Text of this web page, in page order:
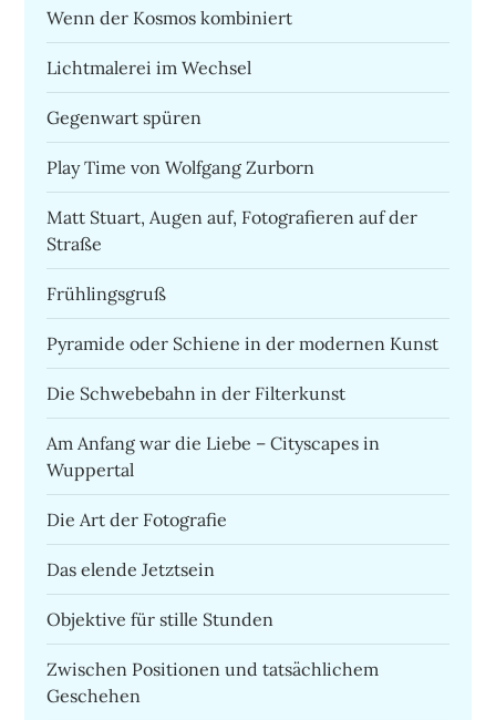
Wenn der Kosmos kombiniert
Lichtmalerei im Wechsel
Gegenwart spüren
Play Time von Wolfgang Zurborn
Matt Stuart, Augen auf, Fotografieren auf der
Straße
Frühlingsgruß
Pyramide oder Schiene in der modernen Kunst
Die Schwebebahn in der Filterkunst
Am Anfang war die Liebe – Cityscapes in
Wuppertal
Die Art der Fotografie
Das elende Jetztsein
Objektive für stille Stunden
Zwischen Positionen und tatsächlichem
Geschehen